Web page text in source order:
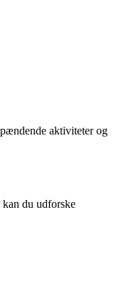
aktiviteter og
du udforske